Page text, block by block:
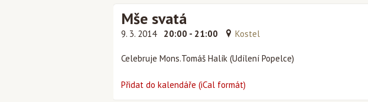
Mše svatá
9. 3. 2014 20:00 - 21:00 Kostel
Celebruje Mons.Tomáš Halík (Udílení Popelce)
Přidat do kalendáře (iCal formát)